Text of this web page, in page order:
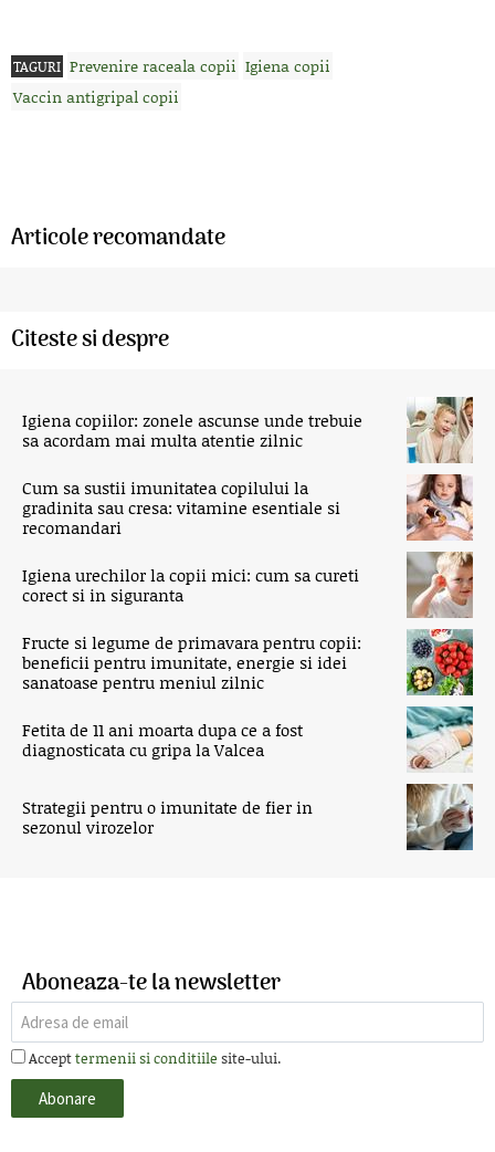
TAGURI Prevenire raceala copii Igiena copii
Vaccin antigripal copii
Articole recomandate
Citeste si despre
Igiena copiilor: zonele ascunse unde trebuie
sa acordam mai multa atentie zilnic
Cum sa sustii imunitatea copilului la
gradinita sau cresa: vitamine esentiale si
recomandari
Igiena urechilor la copii mici: cum sa cureti
corect si in siguranta
Fructe si legume de primavara pentru copii:
beneficii pentru imunitate, energie si idei
sanatoase pentru meniul zilnic
Fetita de 11 ani moarta dupa ce a fost
diagnosticata cu gripa la Valcea
Strategii pentru o imunitate de fier in
sezonul virozelor
Aboneaza-te la newsletter
Accepttermenii si conditiile site-ului.